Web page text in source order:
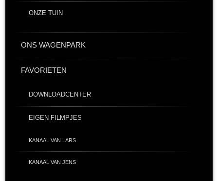
ONZE TUIN
ONS WAGENPARK
FAVORIETEN
DOWNLOADCENTER
EIGEN FILMPJES
KANAAL VAN LARS
KANAAL VAN JENS